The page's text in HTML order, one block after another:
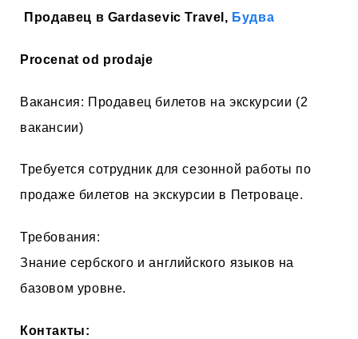
️ Продавец в Gardasevic Travel, Будва
Procenat od prodaje
Вакансия: Продавец билетов на экскурсии (2
вакансии)
Требуется сотрудник для сезонной работы по
продаже билетов на экскурсии в Петроваце.
Требования:
Знание сербского и английского языков на
базовом уровне.
Контакты: